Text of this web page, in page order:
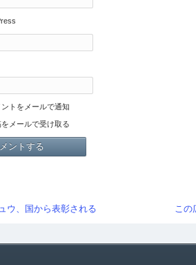
トをメールで通知
メールで受け取る
この
ウ、国から表彰される